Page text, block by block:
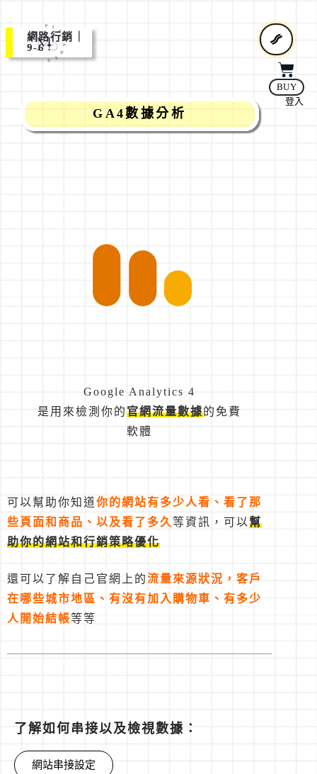
BUY
登入
網路行銷｜
9-6
GA4數據分析
Google Analytics 4
是用來檢測你的官網流量數據的免費
軟體
可以幫助你知道 你的網站有多少人看、看了那
些頁面和商品、以及看了多久等資訊，可以幫
助你的網站和行銷策略優化
還可以了解自己官網上的流量來源狀況，客戶
在哪些城市地區、有沒有加入購物車、有多少
人開始結帳等等
了解如何串接以及檢視數據：
網站串接設定